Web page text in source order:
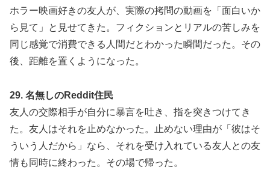
ホラー映画好きの友人が、実際の拷問の動画を「面白いか
ら見て」と見せてきた。フィクションとリアルの苦しみを
同じ感覚で消費できる人間だとわかった瞬間だった。その
後、距離を置くようになった。
29. 名無しのReddit住民
友人の交際相手が自分に暴言を吐き、指を突きつけてき
た。友人はそれを止めなかった。止めない理由が「彼はそ
ういう人だから」なら、それを受け入れている友人との友
情も同時に終わった。その場で帰った。